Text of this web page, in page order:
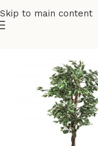
Skip to main content